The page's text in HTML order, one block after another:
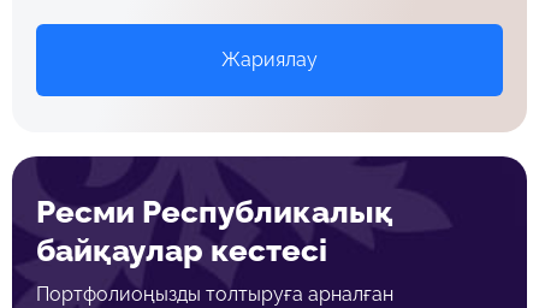
Жариялау
Ресми Республикалық
байқаулар кестесі
Портфолиоңызды толтыруға арналған